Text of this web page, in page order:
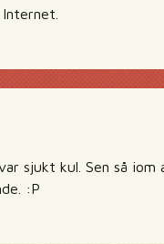
sjukt kul. Sen så
:P